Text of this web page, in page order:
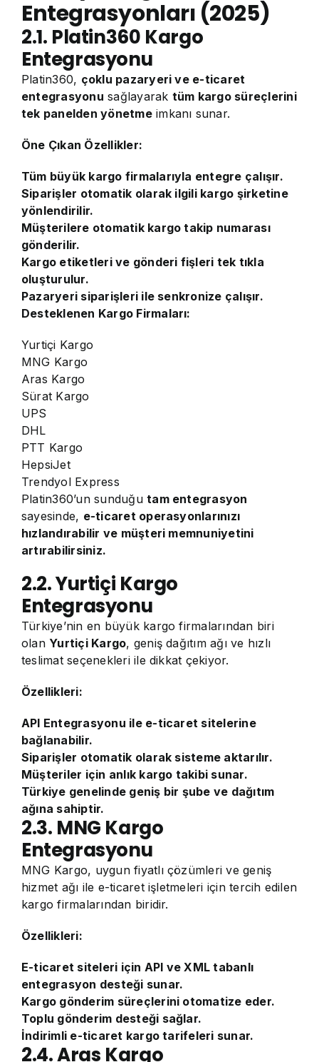
Entegrasyonları (2025)
2.1. Platin360 Kargo
Entegrasyonu
Platin360, çoklu pazaryeri ve e-ticaret
entegrasyonu sağlayarak tüm kargo süreçlerini
tek panelden yönetmeimkanı sunar.
Öne Çıkan Özellikler:
Tüm büyük kargo firmalarıyla entegre çalışır.
Siparişler otomatik olarak ilgili kargo şirketine
yönlendirilir.
Müşterilere otomatik kargo takip numarası
gönderilir.
Kargo etiketleri ve gönderi fişleri tek tıkla
oluşturulur.
Pazaryeri siparişleri ile senkronize çalışır.
Desteklenen Kargo Firmaları:
Yurtiçi Kargo
MNG Kargo
Aras Kargo
Sürat Kargo
UPS
DHL
PTT Kargo
HepsiJet
Trendyol Express
Platin360’un sunduğutam entegrasyon
sayesinde, e-ticaret operasyonlarınızı
hızlandırabilir ve müşteri memnuniyetini
artırabilirsiniz.
2.2. Yurtiçi Kargo
Entegrasyonu
Türkiye’nin en büyük kargo firmalarından biri
olan Yurtiçi Kargo, geniş dağıtım ağı ve hızlı
teslimat seçenekleri ile dikkat çekiyor.
Özellikleri:
API Entegrasyonu ile e-ticaret sitelerine
bağlanabilir.
Siparişler otomatik olarak sisteme aktarılır.
Müşteriler için anlık kargo takibi sunar.
Türkiye genelinde geniş bir şube ve dağıtım
ağına sahiptir.
2.3. MNG Kargo
Entegrasyonu
MNG Kargo, uygun fiyatlı çözümleri ve geniş
hizmet ağı ile e-ticaret işletmeleri için tercih edilen
kargo firmalarından biridir.
Özellikleri:
E-ticaret siteleri için API ve XML tabanlı
entegrasyon desteği sunar.
Kargo gönderim süreçlerini otomatize eder.
Toplu gönderim desteği sağlar.
İndirimli e-ticaret kargo tarifeleri sunar.
2.4. Aras Kargo